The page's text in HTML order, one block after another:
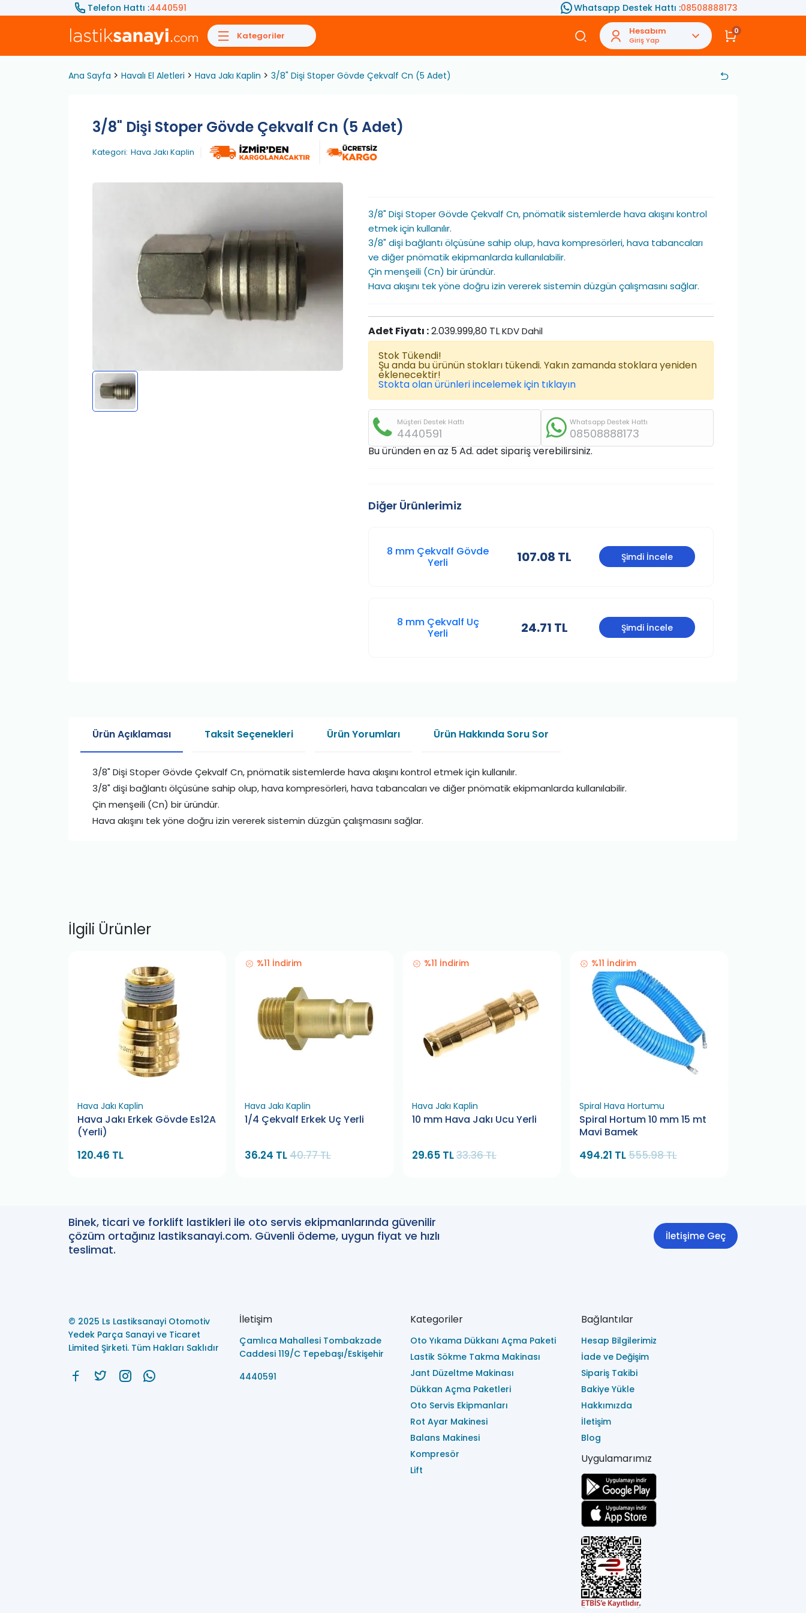
Telefon Hattı :4440591 Whatsapp Destek Hattı :08508888173
Kategoriler Hesabım
Giriş Yap
0
Ana Sayfa Havalı El Aletleri Hava Jakı Kaplin 3/8" Dişi Stoper Gövde Çekvalf Cn (5 Adet)
3/8" Dişi Stoper Gövde Çekvalf Cn (5 Adet)
Kategori: Hava Jakı Kaplin
3/8" Dişi Stoper Gövde Çekvalf Cn, pnömatik sistemlerde hava akışını kontrol
etmek için kullanılır.
3/8" dişi bağlantı ölçüsüne sahip olup, hava kompresörleri, hava tabancaları
ve diğer pnömatik ekipmanlarda kullanılabilir.
Çin menşeili (Cn) bir üründür.
Hava akışını tek yöne doğru izin vererek sistemin düzgün çalışmasını sağlar.
Adet Fiyatı :2.039.999,80 TLKDV Dahil
Stok Tükendi!
Şu anda bu ürünün stokları tükendi. Yakın zamanda stoklara yeniden
eklenecektir!
Stokta olan ürünleri incelemek için tıklayın
Müşteri Destek Hattı
4440591
Whatsapp Destek Hattı
08508888173
Bu üründen en az 5 Ad. adet sipariş verebilirsiniz.
Diğer Ürünlerimiz
8 mm Çekvalf Gövde
Yerli
107.08 TL Şimdi İncele
8 mm Çekvalf Uç
Yerli
24.71 TL Şimdi İncele
Ürün Açıklaması Taksit Seçenekleri Ürün Yorumları Ürün Hakkında Soru Sor
3/8" Dişi Stoper Gövde Çekvalf Cn, pnömatik sistemlerde hava akışını kontrol etmek için kullanılır.
3/8" dişi bağlantı ölçüsüne sahip olup, hava kompresörleri, hava tabancaları ve diğer pnömatik ekipmanlarda kullanılabilir.
Çin menşeili (Cn) bir üründür.
Hava akışını tek yöne doğru izin vererek sistemin düzgün çalışmasını sağlar.
İlgili Ürünler
Hava Jakı Kaplin
Hava Jakı Erkek Gövde Es12A
(Yerli)
120.46 TL
%11 İndirim
Hava Jakı Kaplin
1/4 Çekvalf Erkek Uç Yerli
36.24 TL40.77 TL
%11 İndirim
Hava Jakı Kaplin
10 mm Hava Jakı Ucu Yerli
29.65 TL33.36 TL
%11 İndirim
Spiral Hava Hortumu
Spiral Hortum 10 mm 15 mt
Mavi Bamek
494.21 TL555.98 TL
Binek, ticari ve forklift lastikleri ile oto servis ekipmanlarında güvenilir
çözüm ortağınız lastiksanayi.com. Güvenli ödeme, uygun fiyat ve hızlı
teslimat.
İletişime Geç
© 2025 Ls Lastiksanayi Otomotiv
Yedek Parça Sanayi ve Ticaret
Limited Şirketi. Tüm Hakları Saklıdır
İletişim
Çamlıca Mahallesi Tombakzade
Caddesi 119/C Tepebaşı/Eskişehir
4440591
Kategoriler
Oto Yıkama Dükkanı Açma Paketi
Lastik Sökme Takma Makinası
Jant Düzeltme Makinası
Dükkan Açma Paketleri
Oto Servis Ekipmanları
Rot Ayar Makinesi
Balans Makinesi
Kompresör
Lift
Bağlantılar
Hesap Bilgilerimiz
İade ve Değişim
Sipariş Takibi
Bakiye Yükle
Hakkımızda
İletişim
Blog
Uygulamarımız